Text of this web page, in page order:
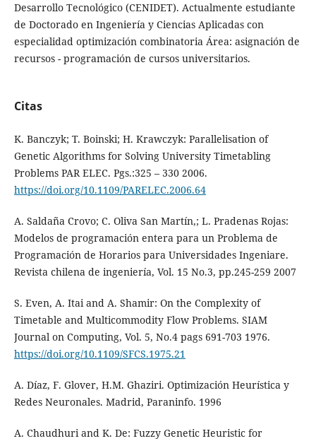
Desarrollo Tecnológico (CENIDET). Actualmente estudiante
de Doctorado en Ingeniería y Ciencias Aplicadas con
especialidad optimización combinatoria Área: asignación de
recursos - programación de cursos universitarios.
Citas
K. Banczyk; T. Boinski; H. Krawczyk: Parallelisation of
Genetic Algorithms for Solving University Timetabling
Problems PAR ELEC. Pgs.:325 – 330 2006.
https://doi.org/10.1109/PARELEC.2006.64
A. Saldaña Crovo; C. Oliva San Martín,; L. Pradenas Rojas:
Modelos de programación entera para un Problema de
Programación de Horarios para Universidades Ingeniare.
Revista chilena de ingeniería, Vol. 15 No.3, pp.245-259 2007
S. Even, A. Itai and A. Shamir: On the Complexity of
Timetable and Multicommodity Flow Problems. SIAM
Journal on Computing, Vol. 5, No.4 pags 691-703 1976.
https://doi.org/10.1109/SFCS.1975.21
A. Díaz, F. Glover, H.M. Ghaziri. Optimización Heurística y
Redes Neuronales. Madrid, Paraninfo. 1996
A. Chaudhuri and K. De: Fuzzy Genetic Heuristic for